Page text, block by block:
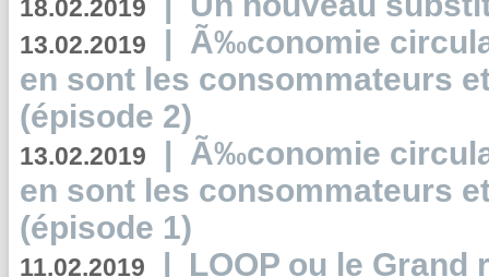
18.02.2019
13.02.2019 | Ã‰conomie
en sont les consommateurs
(épisode 2)
13.02.2019 | Ã‰conomie
en sont les consommateurs
(épisode 1)
11.02.2019 | LOOP ou le Grand